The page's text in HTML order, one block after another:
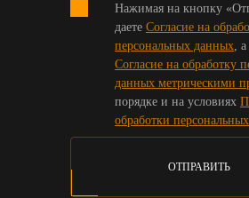
Нажимая на кнопку
даете Согласие на
персональных данных,
Согласие на обработку
данных метрическими
порядке и на условиях
обработки
ОТПРАВИТЬ